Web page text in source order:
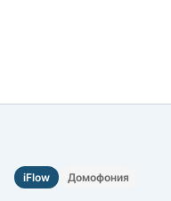
iFlow Домофония